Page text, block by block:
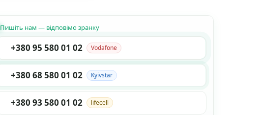
Пишіть нам — відповімо зранку
+380 95 580 01 02 Vodafone
+380 68 580 01 02 Kyivstar
+380 93 580 01 02 lifecell